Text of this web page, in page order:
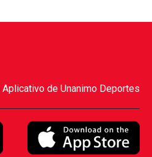
Aplicativo de Unanimo Deportes